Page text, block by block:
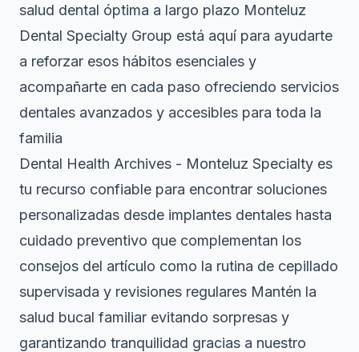
salud dental óptima a largo plazo Monteluz
Dental Specialty Group está aquí para ayudarte
a reforzar esos hábitos esenciales y
acompañarte en cada paso ofreciendo servicios
dentales avanzados y accesibles para toda la
familia
Dental Health Archives - Monteluz Specialty es
tu recurso confiable para encontrar soluciones
personalizadas desde implantes dentales hasta
cuidado preventivo que complementan los
consejos del artículo como la rutina de cepillado
supervisada y revisiones regulares Mantén la
salud bucal familiar evitando sorpresas y
garantizando tranquilidad gracias a nuestro